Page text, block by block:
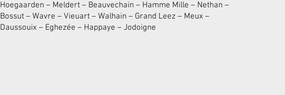
Hoegaarden – Meldert – Beauvechain – Hamme Mille – Nethan –
Bossut – Wavre – Vieuart – Walhain – Grand Leez – Meux –
Daussouix – Eghezée – Happaye – Jodoigne